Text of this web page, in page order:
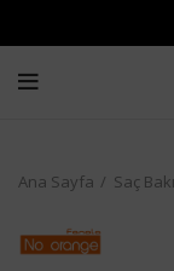
Ana Sayfa Saç